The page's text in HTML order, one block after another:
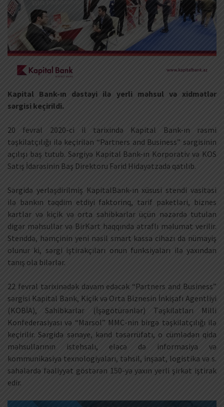
Kapital Bank-ın dəstəyi ilə yerli məhsul və xidmətlər
sərgisi keçirildi.
20 fevral 2020-ci il tarixində Kapital Bank-ın rəsmi
təşkilatçılığı ilə keçirilən “Partners and Business” sərgisinin
açılışı baş tutub. Sərgiyə Kapital Bank-ın Korporativ və KOS
Satış İdarəsinin Baş Direktoru Fərid Hidayətzadə qatılıb.
Sərgidə yerləşdirilmiş KapitalBank-ın xüsusi stendi vasitəsi
ilə bankın təqdim etdiyi faktorinq, tarif paketləri, biznes
kartlar və kiçik və orta sahibkarlar üçün nəzərdə tutulan
digər məhsullar və BirKart haqqında ətraflı məlumat verilir.
Stenddə, həmçinin yeni nəsil smart kassa cihazı da nümayiş
olunur ki, sərgi iştirakçıları onun funksiyaları ilə yaxından
tanış ola bilərlər.
22 fevral tarixinədək davam edəcək “Partners and Business”
sərgisi Kapital Bank, Kiçik və Orta Biznesin İnkişafı Agentliyi
(KOBİA), Sahibkarlar (İşəgötürənlər) Təşkilatları Milli
Konfederasiyası və “Marsol” MMC-nin birgə təşkilatçılığı ilə
keçirilir. Sərgidə sənaye, kənd təsərrüfatı, o cümlədən qida
məhsullarının istehsalı, eləcə də informasiya və
kommunikasiya texnologiyaları, təhsil, inşaat, logistika və s.
sahələrdə fəaliyyət göstərən 150-yə yaxın yerli şirkət iştirak
edir.